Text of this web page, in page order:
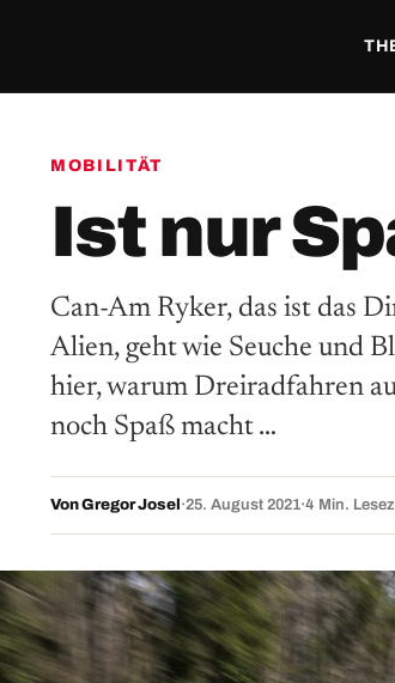
MOBILITÄT
Ist nur
Can-Am Ryker, das ist das
Alien, geht wie Seuche und
hier, warum Dreiradfahren
noch Spaß macht …
Von Gregor Josel ·25. August 2021·4 Min.